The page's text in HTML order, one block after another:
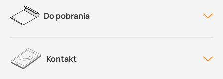
Do pobrania
Kontakt